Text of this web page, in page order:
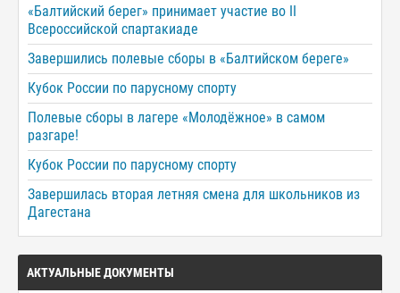
«Балтийский берег» принимает участие во II
Всероссийской спартакиаде
Завершились полевые сборы в «Балтийском береге»
Кубок России по парусному спорту
Полевые сборы в лагере «Молодёжное» в самом
разгаре!
Кубок России по парусному спорту
Завершилась вторая летняя смена для школьников из
Дагестана
АКТУАЛЬНЫЕ ДОКУМЕНТЫ